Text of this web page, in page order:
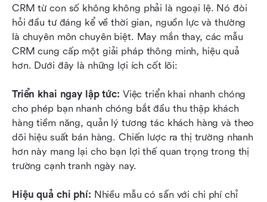
CRM từ con số không không phải là ngoại lệ. Nó đòi
hỏi đầu tư đáng kể về thời gian, nguồn lực và thường
là chuyên môn chuyên biệt. May mắn thay, các mẫu
CRM cung cấp một giải pháp thông minh, hiệu quả
hơn. Dưới đây là những lợi ích cốt lõi:
Triển khai ngay lập tức: Việc triển khai nhanh chóng
cho phép bạn nhanh chóng bắt đầu thu thập khách
hàng tiềm năng, quản lý tương tác khách hàng và theo
dõi hiệu suất bán hàng. Chiến lược ra thị trường nhanh
hơn này mang lại cho bạn lợi thế quan trọng trong thị
trường cạnh tranh ngày nay.
Hiệu quả chi phí: Nhiều mẫu có sẵn với chi phí chỉ